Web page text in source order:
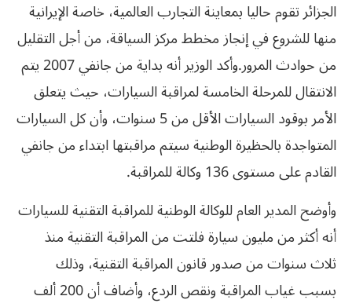
الجزائر تقوم حاليا بمعاينة التجارب العالمية، خاصة الإيرانية
منها للشروع في إنجاز مخطط مركز السياقة، من أجل التقليل
من حوادث‮ ‬المرور‮.‬وأكد الوزير أنه بداية من جانفي 2007 يتم
الانتقال للمرحلة الخامسة لمراقبة السيارات، حيث يتعلق
الأمر بوقود السيارات الأقل من 5 سنوات، وأن كل السيارات
المتواجدة بالحظيرة الوطنية سيتم مراقبتها ابتداء من جانفي
القادم على مستوى 136 وكالة للمراقبة.
وأوضح المدير العام للوكالة الوطنية للمراقبة التقنية للسيارات
أنه أكثر من مليون سيارة فلتت من المراقبة التقنية منذ
ثلاث سنوات من صدور قانون المراقبة التقنية، وذلك
بسبب غياب المراقبة ونقص الردع، وأضاف أن 200 ألف